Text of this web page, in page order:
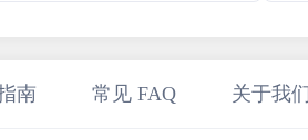
南 常见 FAQ 关于我